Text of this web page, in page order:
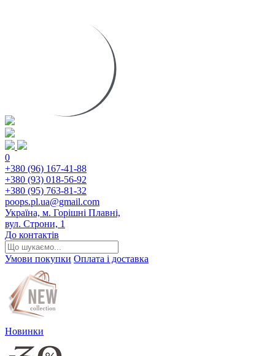
0
+380 (96) 167-41-88
+380 (93) 018-56-92
+380 (95) 763-81-32
poops.pl.ua@gmail.com
Україна, м. Горішні Плавні,
вул. Строни, 1
До контактів
Умови покупки Оплата і доставка
Новинки